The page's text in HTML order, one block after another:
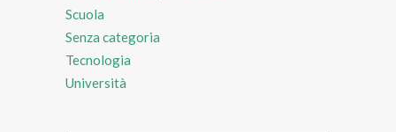
Scuola
Senza categoria
Tecnologia
Università